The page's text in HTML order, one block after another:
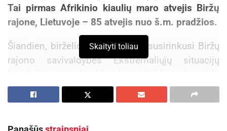
Tai pirmas Afrikinio kiaulių maro atvejis Biržų
rajone, Lietuvoje – 85 atvejis nuo š.m. pradžios.
Šiandien, birželio 22 d., 13 val., susirinkusi Biržų
rajono savivaldybės Ekstremaliųjų situacijų
komisija sprendė klausimą, kokių priemonių
būtina imtis. Nuspręsta kol kas ekstremaliosios
situacijos neskelbti, rengiamas
Skaityti toliau